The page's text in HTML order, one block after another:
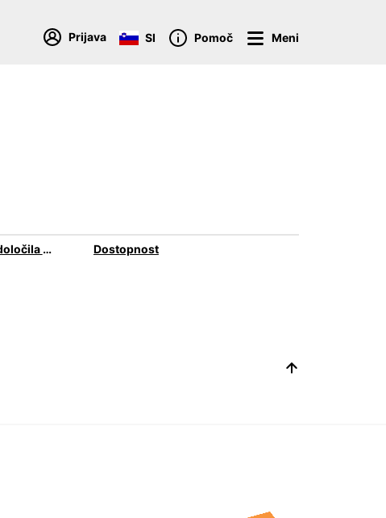
Prijava SI Pomoč Meni
Pogoji in določila spletne registracije
Dostopnost